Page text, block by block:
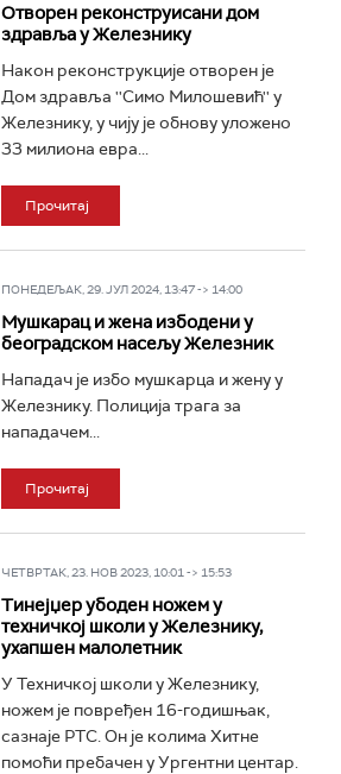
Отворен реконструисани дом
здравља у Железнику
Након реконструкције отворен је
Дом здравља ''Симо Милошевић'' у
Железнику, у чију је обнову уложено
33 милиона евра...
Прочитај
ПОНЕДЕЉАК, 29. ЈУЛ 2024, 13:47 -> 14:00
Мушкарац и жена избодени у
београдском насељу Железник
Нападач је избо мушкарца и жену у
Железнику. Полиција трага за
нападачем...
Прочитај
ЧЕТВРТАК, 23. НОВ 2023, 10:01 -> 15:53
Тинејџер убоден ножем у
техничкој школи у Железнику,
ухапшен малолетник
У Техничкој школи у Железнику,
ножем је повређен 16-годишњак,
сазнаје РТС. Он је колима Хитне
помоћи пребачен у Ургентни центар.